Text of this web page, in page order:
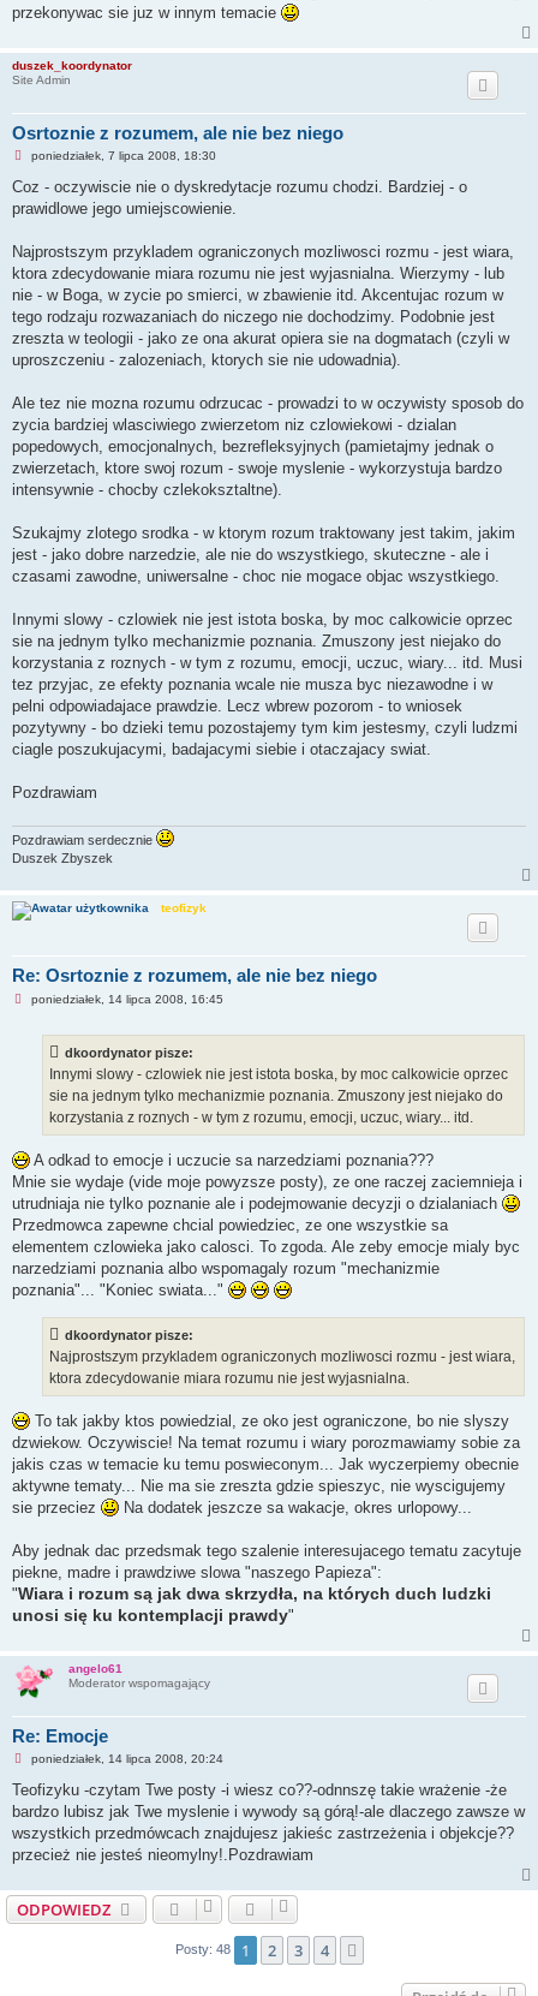
przekonywac sie juz w innym temacie
duszek_koordynator
Site Admin
Osrtoznie z rozumem, ale nie bez niego
N
e
r
c
z
t
a
n
y
p
t
poniedziałek, 7 lipca 2008, 18:30
Coz - oczywiscie nie o dyskredytacje rozumu chodzi. Bardziej - o
prawidlowe jego umiejscowienie.
Najprostszym przykladem ograniczonych mozliwosci rozmu - jest wiara,
ktora zdecydowanie miara rozumu nie jest wyjasnialna. Wierzymy - lub
nie - w Boga, w zycie po smierci, w zbawienie itd. Akcentujac rozum w
tego rodzaju rozwazaniach do niczego nie dochodzimy. Podobnie jest
zreszta w teologii - jako ze ona akurat opiera sie na dogmatach (czyli w
uproszczeniu - zalozeniach, ktorych sie nie udowadnia).
Ale tez nie mozna rozumu odrzucac - prowadzi to w oczywisty sposob do
zycia bardziej wlasciwiego zwierzetom niz czlowiekowi - dzialan
popedowych, emocjonalnych, bezrefleksyjnych (pamietajmy jednak o
zwierzetach, ktore swoj rozum - swoje myslenie - wykorzystuja bardzo
intensywnie - chocby czlekoksztaltne).
Szukajmy zlotego srodka - w ktorym rozum traktowany jest takim, jakim
jest - jako dobre narzedzie, ale nie do wszystkiego, skuteczne - ale i
czasami zawodne, uniwersalne - choc nie mogace objac wszystkiego.
Innymi slowy - czlowiek nie jest istota boska, by moc calkowicie oprzec
sie na jednym tylko mechanizmie poznania. Zmuszony jest niejako do
korzystania z roznych - w tym z rozumu, emocji, uczuc, wiary... itd. Musi
tez przyjac, ze efekty poznania wcale nie musza byc niezawodne i w
pelni odpowiadajace prawdzie. Lecz wbrew pozorom - to wniosek
pozytywny - bo dzieki temu pozostajemy tym kim jestesmy, czyli ludzmi
ciagle poszukujacymi, badajacymi siebie i otaczajacy swiat.
Pozdrawiam
Pozdrawiam serdecznie
Duszek Zbyszek
teofizyk
Re: Osrtoznie z rozumem, ale nie bez niego
N
a
n
y
p
s
t
poniedziałek, 14 lipca 2008, 16:45
dkoordynator pisze:
Innymi slowy - czlowiek nie jest istota boska, by moc calkowicie oprzec
sie na jednym tylko mechanizmie poznania. Zmuszony jest niejako do
korzystania z roznych - w tym z rozumu, emocji, uczuc, wiary... itd.
A odkad to emocje i uczucie sa narzedziami poznania???
Mnie sie wydaje (vide moje powyzsze posty), ze one raczej zaciemnieja i
utrudniaja nie tylko poznanie ale i podejmowanie decyzji o dzialaniach
Przedmowca zapewne chcial powiedziec, ze one wszystkie sa
elementem czlowieka jako calosci. To zgoda. Ale zeby emocje mialy byc
narzedziami poznania albo wspomagaly rozum "mechanizmie
poznania"... "Koniec swiata..."
dkoordynator pisze:
Najprostszym przykladem ograniczonych mozliwosci rozmu - jest wiara,
ktora zdecydowanie miara rozumu nie jest wyjasnialna.
To tak jakby ktos powiedzial, ze oko jest ograniczone, bo nie slyszy
dzwiekow. Oczywiscie! Na temat rozumu i wiary porozmawiamy sobie za
jakis czas w temacie ku temu poswieconym... Jak wyczerpiemy obecnie
aktywne tematy... Nie ma sie zreszta gdzie spieszyc, nie wyscigujemy
sie przeciez
Na dodatek jeszcze sa wakacje, okres urlopowy...
Aby jednak dac przedsmak tego szalenie interesujacego tematu zacytuje
piekne, madre i prawdziwe slowa "naszego Papieza":
"Wiara i rozum są jak dwa skrzydła, na których duch ludzki
unosi się ku kontemplacji prawdy"
angelo61
Moderator wspomagający
Re: Emocje
N
e
r
z
c
y
t
a
poniedziałek, 14 lipca 2008, 20:24
Teofizyku -czytam Twe posty -i wiesz co??-odnnszę takie wrażenie -że
bardzo lubisz jak Twe myslenie i wywody są górą!-ale dlaczego zawsze w
wszystkich przedmówcach znajdujesz jakieśc zastrzeżenia i objekcje??
przecież nie jesteś nieomylny!.Pozdrawiam
ODPOWIEDZ
Posty: 48 1 2 3 4